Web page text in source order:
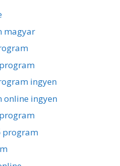
magyar
ingyen
online ingyen
program